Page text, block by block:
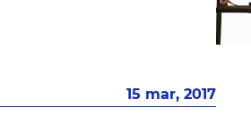
15 mar, 2017